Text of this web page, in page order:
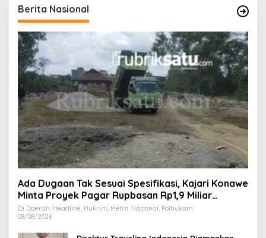
Berita Nasional
Ada Dugaan Tak Sesuai Spesifikasi, Kajari Konawe
Minta Proyek Pagar Rupbasan Rp1,9 Miliar
Dihentikan
Di Daerah, Headline, Hukrim, Metro, Nasional, Polhukam
08/08/2026